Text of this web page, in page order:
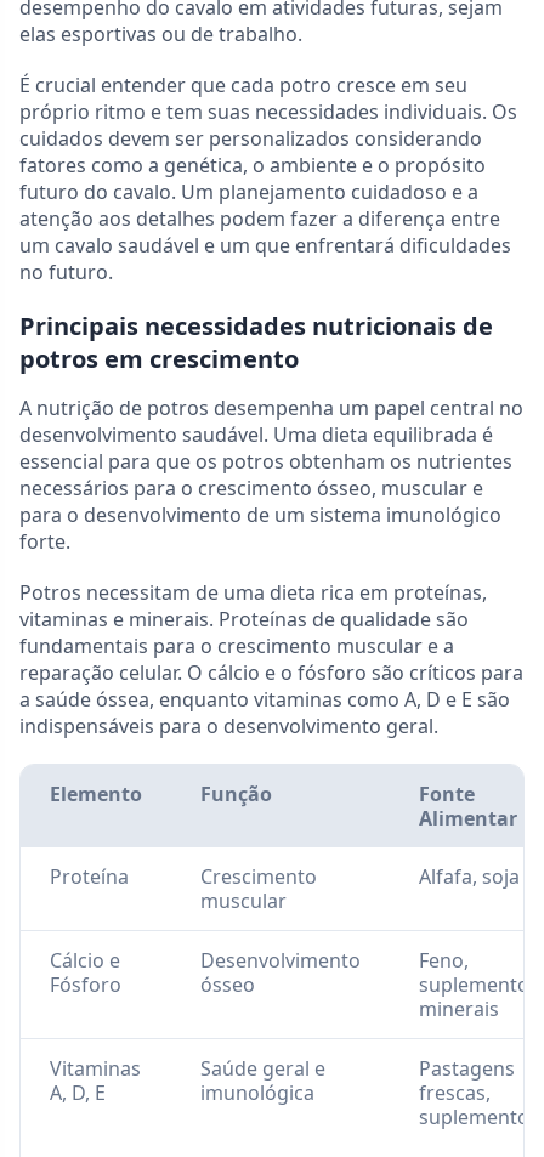
desempenho do cavalo em atividades futuras, sejam
elas esportivas ou de trabalho.
É crucial entender que cada potro cresce em seu
próprio ritmo e tem suas necessidades individuais. Os
cuidados devem ser personalizados considerando
fatores como a genética, o ambiente e o propósito
futuro do cavalo. Um planejamento cuidadoso e a
atenção aos detalhes podem fazer a diferença entre
um cavalo saudável e um que enfrentará dificuldades
no futuro.
Principais necessidades nutricionais de
potros em crescimento
A nutrição de potros desempenha um papel central no
desenvolvimento saudável. Uma dieta equilibrada é
essencial para que os potros obtenham os nutrientes
necessários para o crescimento ósseo, muscular e
para o desenvolvimento de um sistema imunológico
forte.
Potros necessitam de uma dieta rica em proteínas,
vitaminas e minerais. Proteínas de qualidade são
fundamentais para o crescimento muscular e a
reparação celular. O cálcio e o fósforo são críticos para
a saúde óssea, enquanto vitaminas como A, D e E são
indispensáveis para o desenvolvimento geral.
Elemento Função
Fonte
Alimentar
Proteína
Crescimento
muscular
Alfafa, soja
Cálcio e
Fósforo
Desenvolvimento
ósseo
Feno,
suplementos
minerais
Vitaminas
A, D, E
Saúde geral e
imunológica
Pastagens
frescas,
suplementos